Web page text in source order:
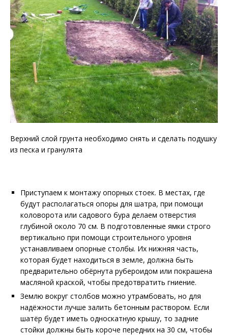
Верхний слой грунта необходимо снять и сделать подушку
из песка и гранулята
Приступаем к монтажу опорных стоек. В местах, где
будут располагаться опоры для шатра, при помощи
коловорота или садового бура делаем отверстия
глубиной около 70 см. В подготовленные ямки строго
вертикально при помощи строительного уровня
устанавливаем опорные столбы. Их нижняя часть,
которая будет находиться в земле, должна быть
предварительно обёрнута рубероидом или покрашена
масляной краской, чтобы предотвратить гниение.
Землю вокруг столбов можно утрамбовать, но для
надёжности лучше залить бетонным раствором. Если
шатёр будет иметь односкатную крышу, то задние
стойки должны быть короче передних на 30 см, чтобы